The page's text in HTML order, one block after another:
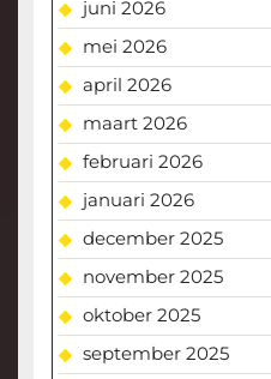
juni 2026
mei 2026
april 2026
maart 2026
februari 2026
januari 2026
december 2025
november 2025
oktober 2025
september 2025